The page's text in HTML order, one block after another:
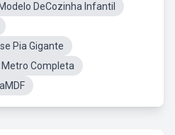
Modelo DeCozinha Infantil
Pia Gigante
Completa